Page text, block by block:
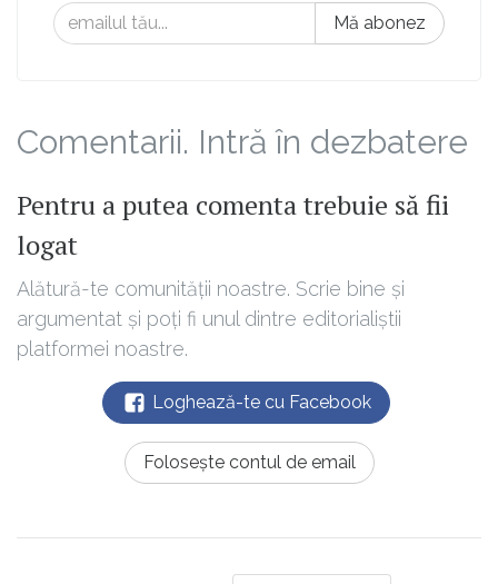
Mă abonez
Comentarii. Intră în dezbatere
Pentru a putea comenta trebuie să fii
logat
Alătură-te comunității noastre. Scrie bine și
argumentat și poți fi unul dintre editorialiștii
platformei noastre.
Loghează-te cu Facebook
Folosește contul de email